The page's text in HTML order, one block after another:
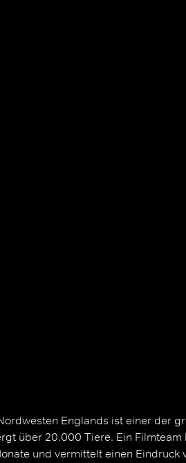
Englands ist einer der
über 20.000 Tiere. Ein Filmteam
und vermittelt einen Eindruck